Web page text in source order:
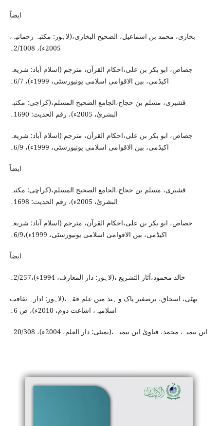
ایضاً
بخاری، محمد بن اسماعیل، الصحیح البخاری،(لاہور: مکتبہ رحمانیہ،
2005ء)، 2/1008۔
جصاص، ابو بکر بن علی،احکام القرآن، مترجم (اسلام آباد: شریعہ
اکیڈمی، بین الاقوامی اسلامی یونیورسٹی، 1999ء)، 6/7۔
قشیری، مسلم بن حجاج،الجامع الصحیح المسلم،(کراچی: مکتبہ
البشریٰ، 2005ء)، رقم الحدیث: 1690۔
جصاص، ابو بکر بن علی،احکام القرآن، مترجم (اسلام آباد: شریعہ
اکیڈمی، بین الاقوامی اسلامی یونیورسٹی، 1999ء)، 6/9۔
ایضاً
قشیری، مسلم بن حجاج،الجامع الصحیح المسلم،(کراچی: مکتبہ
البشریٰ، 2005ء)، رقم الحدیث: 1698۔
جصاص، ابو بکر بن علی،احکام القرآن، مترجم (اسلام آباد: شریعہ
اکیڈمی، بین الاقوامی اسلامی یونیورسٹی، 1999ء)،6/9۔
ایضاً
خالد محمود،آثار التشریع ،(لاہور: دار المعارف، 1994ء)،2/257۔
بھٹی، اسحاق، برصغیر پاک و ہند میں علم فقہ ،(لاہور: ادارہ ثقافت
اسلامیہ، اشاعت دوم، 2010ء)، ص 6۔
ابن تیمیہ، محمد، فتاویٰ ابن تیمیہ ،(بمبئی: دار العلم، 2004ء)، 20/308۔